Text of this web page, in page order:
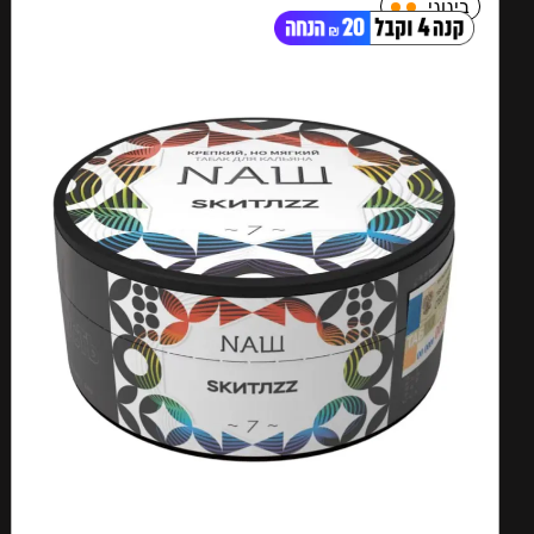
בינוני